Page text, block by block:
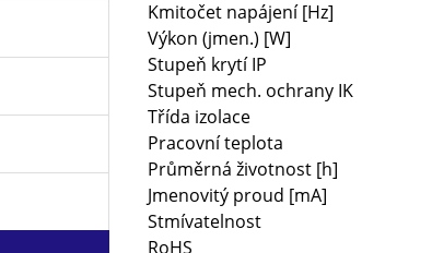
Kmitočet napájení [Hz]
Výkon (jmen.) [W]
Stupeň krytí IP
Stupeň mech. ochrany IK
Třída izolace
Pracovní teplota
Průměrná životnost [h]
Jmenovitý proud [mA]
Stmívatelnost
RoHS